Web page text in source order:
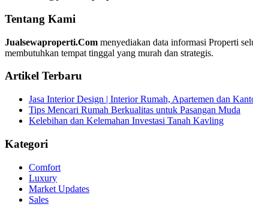
Tentang Kami
Jualsewaproperti.Com menyediakan data informasi Properti
membutuhkan tempat tinggal yang murah dan strategis.
Artikel Terbaru
Jasa Interior Design | Interior Rumah, Apartemen dan
Tips Mencari Rumah Berkualitas untuk Pasangan Muda
Kelebihan dan Kelemahan Investasi Tanah Kavling
Kategori
Comfort
Luxury
Market Updates
Sales